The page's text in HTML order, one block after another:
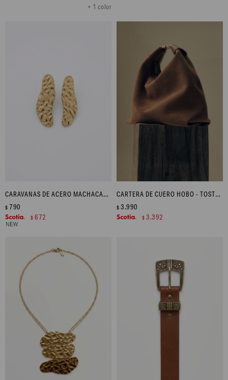
+ 1 color
CARAVANAS DE ACERO MACHACADO - DORADO
$ 790
$ 672
CARTERA DE CUERO HOBO - TOSTADO
$ 3.990
$ 3.392